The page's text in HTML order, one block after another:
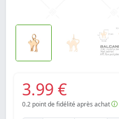
3.99 €
0.2 point de fidélité après achat